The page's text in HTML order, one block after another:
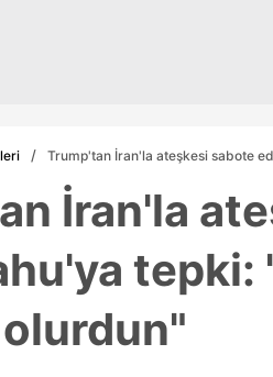
Trump'tan İran'la ateşkesi sabote
İran'la
tepki: